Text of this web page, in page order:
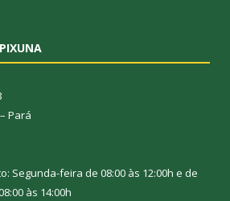
Pará
Segunda-feira de 08:00 às 12:00h e de
às 14:00h